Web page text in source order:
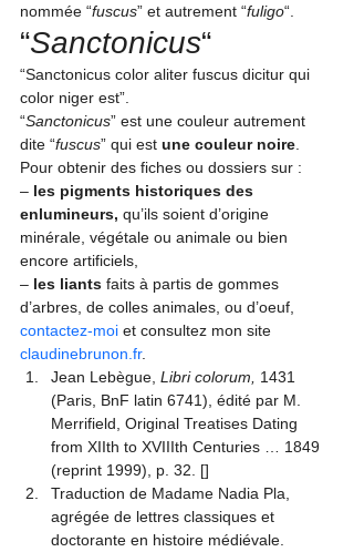
nommée “fuscus” et autrement “fuligo“.
“Sanctonicus“
“Sanctonicus color aliter fuscus dicitur qui
color niger est”
“Sanctonicus” est une couleur autrement
dite “fuscus” qui est une couleur noire
Pour obtenir des fiches ou dossiers sur :
– les pigments historiques des
enlumineurs, qu’ils soient d’origine
minérale, végétale ou animale ou bien
encore artificiels,
– les liants faits à partis de gommes
contactez-moi et consultez mon site
claudinebrunon.fr.
Jean Lebègue, Libri colorum, 1431
(Paris, BnF latin 6741), édité par M.
Merrifield, Original Treatises Dating
from XIIth to XVIIIth Centuries … 1849
(reprint 1999), p. 32.
[]
Traduction de Madame Nadia Pla,
agrégée de lettres classiques et
doctorante en histoire médiévale.